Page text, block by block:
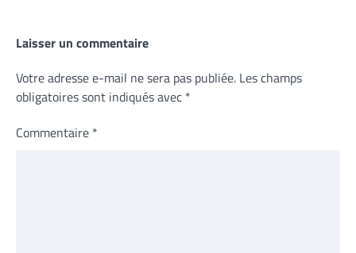
Laisser un commentaire
Votre adresse e-mail ne sera pas publiée. Les champs
obligatoires sont indiqués avec *
Commentaire *